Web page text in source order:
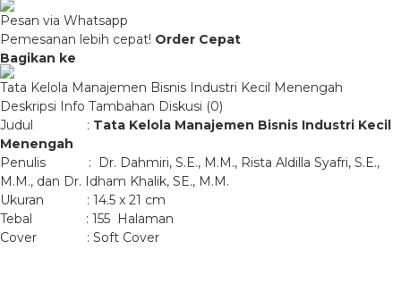
Pesan via Whatsapp
Pemesanan lebih cepat! Order Cepat
Bagikan ke
Tata Kelola Manajemen Bisnis Industri Kecil Menengah
Deskripsi Info Tambahan Diskusi (0)
Judul : Tata Kelola Manajemen Bisnis Industri Kecil
Menengah
Penulis : Dr. Dahmiri, S.E., M.M., Rista Aldilla Syafri, S.E.,
M.M., dan Dr. Idham Khalik, SE., M.M.
Ukuran : 14.5 x 21 cm
Tebal : 155 Halaman
Cover : Soft Cover